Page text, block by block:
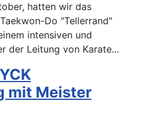
hatten wir das
Do "Tellerrand"
intensiven und
der Leitung von Karate...
mit Meister